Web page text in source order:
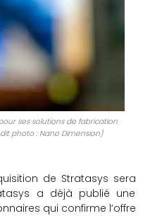
ses solutions de fabrication
photo : Nano Dimension)
de Stratasys sera
a déjà publié une
qui confirme l’offre